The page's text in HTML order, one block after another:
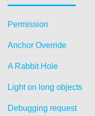
Permission
Anchor Override
A Rabbit Hole
Light on long objects
Debugging request